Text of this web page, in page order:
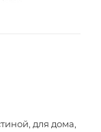
для дома,